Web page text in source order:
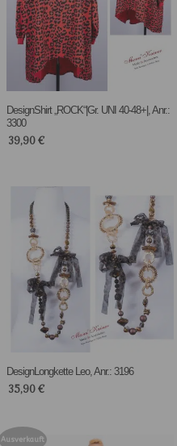
DesignShirt „ROCK“|Gr. UNI 40-48+|, Anr.:
3300
39,90€
DesignLongkette Leo, Anr.: 3196
35,90€
Ausverkauft